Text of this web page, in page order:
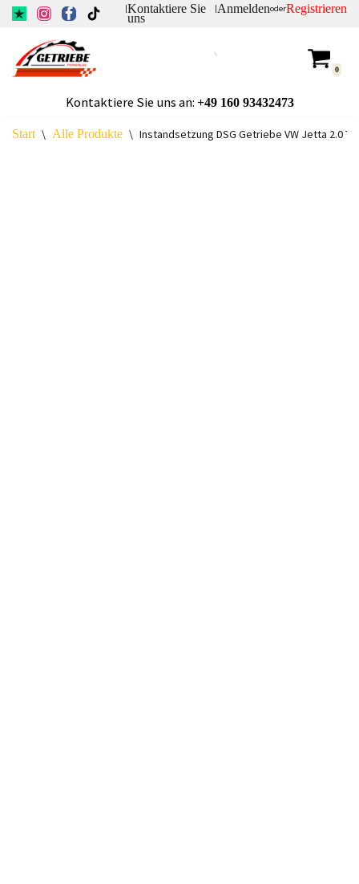
Inhalt
springen
|Kontaktiere Sie
uns
|AnmeldenoderRegistrieren
0
Kontaktiere Sie uns an: +49160 93432473
Start \ Alle Produkte \ Instandsetzung DSG Getriebe VW Jetta 2.0